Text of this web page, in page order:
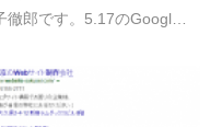
徹郎です。5.17のGoogl…